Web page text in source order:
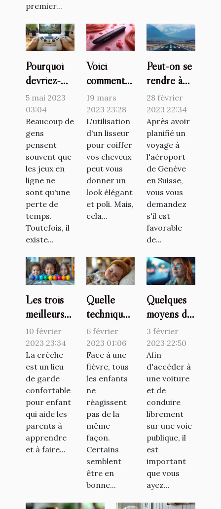
premier...
Pourquoi
devriez-
vous jouer
à des jeux
en ligne ?
5 mai 2023
03:04
Beaucoup de
gens
pensent
souvent que
les jeux en
ligne ne
sont qu'une
perte de
temps.
Toutefois, il
existe...
Voici
comment
protéger
ses
cheveux de
la chaleur
du lisseur
19 mars
2023 23:28
L'utilisation
d'un lisseur
pour coiffer
vos cheveux
peut vous
donner un
look élégant
et poli. Mais,
cela...
Peut-on se
rendre à
l'aéroport
de Genève
sans
vignette ?
28 février
2023 22:34
Après avoir
planifié un
voyage à
l'aéroport
de Genève
en Suisse,
vous vous
demandez
s'il est
favorable
de...
Les trois
meilleurs
jeux à
proposer
aux enfants
en crèche
10 février
2023 23:34
La crèche
est un lieu
de garde
confortable
pour enfant
qui aide les
parents à
apprendre
et à faire...
Quelle
technique
pour faire
baisser la
fièvre d’un
bébé ?
6 février
2023 01:06
Face à une
fièvre, tous
les enfants
ne
réagissent
pas de la
même
façon.
Certains
semblent
être en
bonne...
Quelques
moyens de
se faire
former
pour son
permis de
conduire
3 février
2023 22:50
Afin
d'accéder à
une voiture
et de
conduire
librement
sur une voie
publique, il
est
important
que vous
ayez...